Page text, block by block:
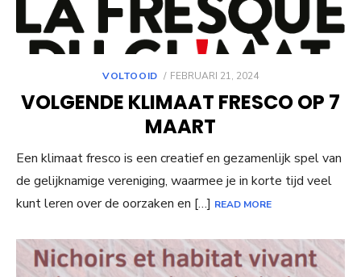
VOLTOOID
POSTED
FEBRUARI 21, 2024
VOLGENDE KLIMAAT FRESCO OP 7
MAART
Een klimaat fresco is een creatief en gezamenlijk spel van
de gelijknamige vereniging, waarmee je in korte tijd veel
kunt leren over de oorzaken en […] READ MORE